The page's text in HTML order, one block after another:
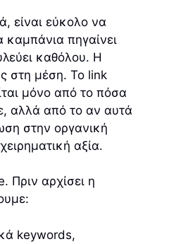
είναι εύκολο να
καμπάνια πηγαίνει
καθόλου. Η
στη μέση. Το link
μόνο από το πόσα
αλλά από το αν αυτά
στην οργανική
αξία.
Πριν αρχίσει η
keywords,